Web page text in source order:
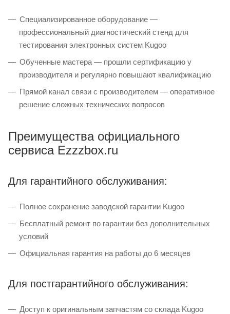
Специализированное оборудование —
профессиональный диагностический стенд для
тестирования электронных систем Kugoo
Обученные мастера — прошли сертификацию у
производителя и регулярно повышают квалификацию
Прямой канал связи с производителем — оперативное
решение сложных технических вопросов
Преимущества официального
сервиса Ezzzbox.ru
Для гарантийного обслуживания:
Полное сохранение заводской гарантии Kugoo
Бесплатный ремонт по гарантии без дополнительных
условий
Официальная гарантия на работы до 6 месяцев
Для постгарантийного обслуживания:
Доступ к оригинальным запчастям со склада Kugoo